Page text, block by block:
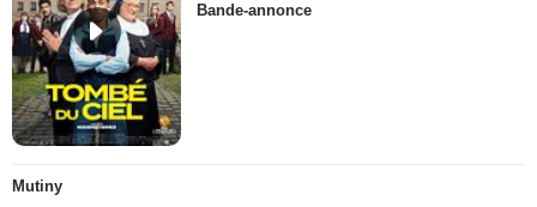
Bande-annonce
Mutiny